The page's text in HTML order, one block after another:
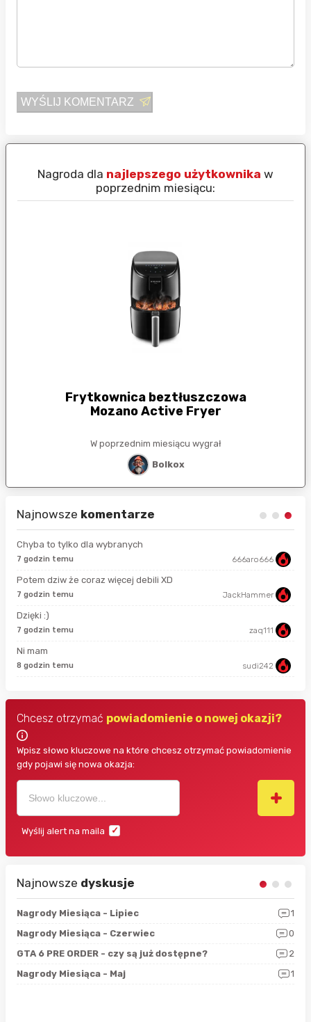
WYŚLIJ KOMENTARZ
Nagroda dla najlepszego użytkownika w
poprzednim miesiącu:
Frytkownica beztłuszczowa
Mozano Active Fryer
W poprzednim miesiącu wygrał
Bolkox
Najnowsze komentarze
Chyba to tylko dla wybranych
7 godzin temu 666aro666
Potem dziw że coraz więcej debili XD
7 godzin temu JackHammer
Dzięki :)
7 godzin temu zaq111
Ni mam
8 godzin temu sudi242
Chcesz otrzymać powiadomienie o nowej okazji?
Wpisz słowo kluczowe na które chcesz otrzymać powiadomienie
gdy pojawi się nowa okazja:
Wyślij alert na maila
Najnowsze dyskusje
Nagrody Miesiąca - Lipiec
1
Nagrody Miesiąca - Czerwiec
0
GTA 6 PRE ORDER - czy są już dostępne?
2
Nagrody Miesiąca - Maj
1